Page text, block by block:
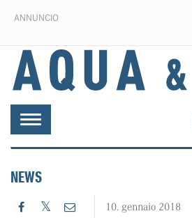
ANNUNCIO
Toggle
navigation
NEWS
10. gennaio 2018